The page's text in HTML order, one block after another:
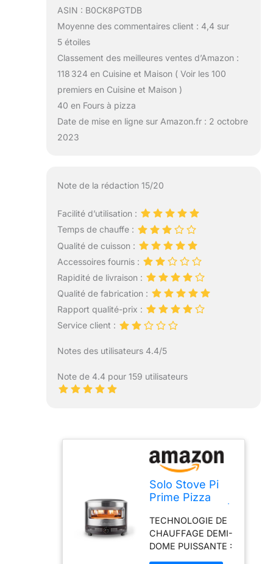
ASIN : B0CK8PGTDB
Moyenne des commentaires client : 4,4 sur
5 étoiles
Classement des meilleures ventes d’Amazon :
118 324 en Cuisine et Maison ( Voir les 100
premiers en Cuisine et Maison )
40 en Fours à pizza
Date de mise en ligne sur Amazon.fr : 2 octobre
2023
Note de la rédaction 15/20
Facilité d’utilisation :
Temps de chauffe :
Qualité de cuisson :
Accessoires fournis :
Rapidité de livraison :
Qualité de fabrication :
Rapport qualité-prix :
Service client :
Notes des utilisateurs 4.4/5
Note de 4.4 pour 159 utilisateurs
Solo Stove Pi
Prime Pizza
Propane,
chauffage
puissant en
demi-dôme,
TECHNOLOGIE DE
CHAUFFAGE DEMI-
DOME PUISSANTE :